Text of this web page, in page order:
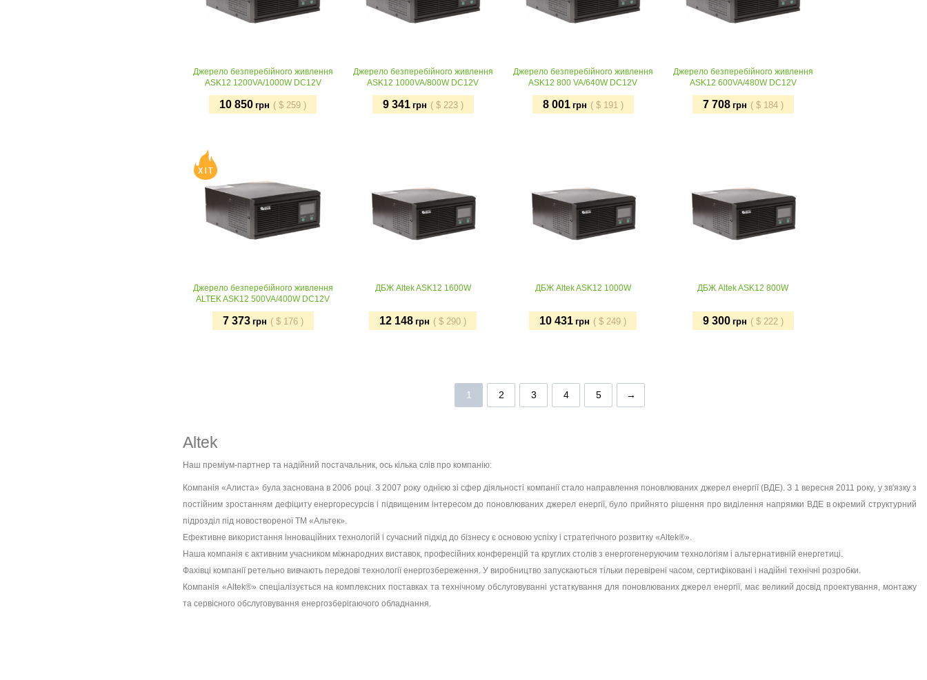
Джерело безперебійного живлення
ASK12 1200VA/1000W DC12V
10 850 грн ( $ 259 )
Джерело безперебійного живлення
ASK12 1000VA/800W DC12V
9 341 грн ( $ 223)
Джерело безперебійного живлення
ASK12 800 VA/640W DC12V
8 001 грн ( $ 191)
Джерело безперебійного живлення
ASK12 600VA/480W DC12V
7 708 грн ( $ 184)
Джерело безперебійного живлення
ALTEK ASK12 500VA/400W DC12V
7 373 грн ( $ 176)
ДБЖ Altek ASK12 1600W
12 148 грн ( $ 290 )
ДБЖ Altek ASK12 1000W
10 431 грн ( $ 249 )
ДБЖ Altek ASK12 800W
9 300 грн ( $ 222)
1 2 3 4 →
5
Altek
Наш преміум-партнер та надійний постачальник, ось кілька слів про компанію:
Компанія «Алиста» була заснована в 2006 році. З 2007 року однією зі сфер діяльності компанії стало направлення поновлюваних джерел енергії (ВДЕ). З 1 вересня 2011 року, у зв'язку з
постійним зростанням дефіциту енергоресурсів і підвищеним інтересом до поновлюваних джерел енергії, було прийнято рішення про виділення напрямки ВДЕ в окремий структурний
підрозділ під новоствореної ТМ «Альтек».
Ефективне використання інноваційних технологій і сучасний підхід до бізнесу є основою успіху і стратегічного розвитку «Аltek®».
Наша компанія є активним учасником міжнародних виставок, професійних конференцій та круглих столів з енергогенеруючим технологіям і альтернативній енергетиці.
Фахівці компанії ретельно вивчають передові технології енергозбереження. У виробництво запускаються тільки перевірені часом, сертифіковані і надійні технічні розробки.
Компанія «Аltek®» спеціалізується на комплексних поставках та технічному обслуговуванні устаткування для поновлюваних джерел енергії, має великий досвід проектування, монтажу
та сервісного обслуговування енергозберігаючого обладнання.